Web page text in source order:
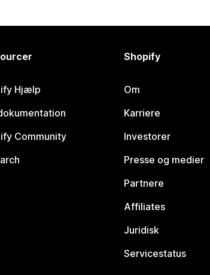
Hjælp
Community
Shopify
Om
Karriere
Investorer
Presse og medier
Partnere
Affiliates
Juridisk
Servicestatus